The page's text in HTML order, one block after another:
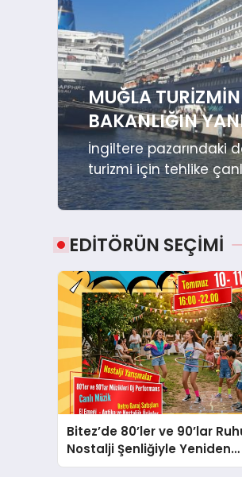
MUĞLA
BAKANLIĞIN
İngiltere pazarındaki
turizmi için tehlike
EDİTÖRÜN SEÇİMİ
Bitez’de 80’ler ve 90’lar
Nostalji Şenliğiyle Yeniden
Canlanıyor!